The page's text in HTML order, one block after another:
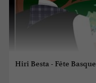
Hiri Besta - Fête Basque